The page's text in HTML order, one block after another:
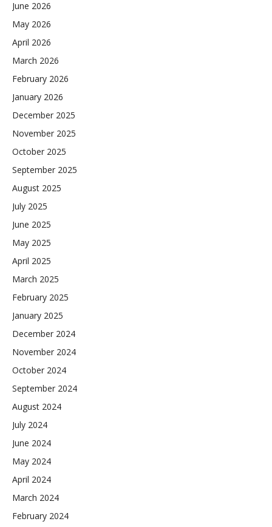
June 2026
May 2026
April 2026
March 2026
February 2026
January 2026
December 2025
November 2025
October 2025
September 2025
August 2025
July 2025
June 2025
May 2025
April 2025
March 2025
February 2025
January 2025
December 2024
November 2024
October 2024
September 2024
August 2024
July 2024
June 2024
May 2024
April 2024
March 2024
February 2024